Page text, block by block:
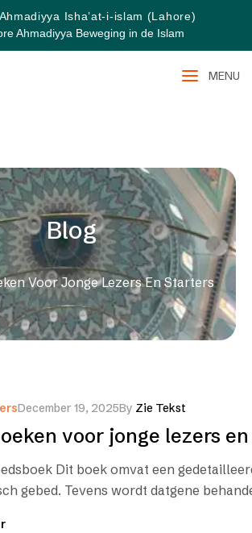
Isha’at-i-islam (Lahore)
Ahmadiyya Beweging in de Islam
MENU
Blog
Voor Jonge Lezers En Starters
December 19, 2025By Zie Tekst
voor jonge lezers
Dit boek omvat een
gebed. Tevens wordt datgene